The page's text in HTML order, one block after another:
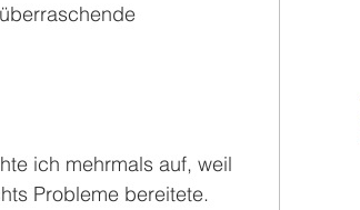
ich mehrmals auf, weil
Probleme bereitete.